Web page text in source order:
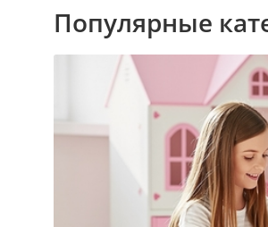
Популярные